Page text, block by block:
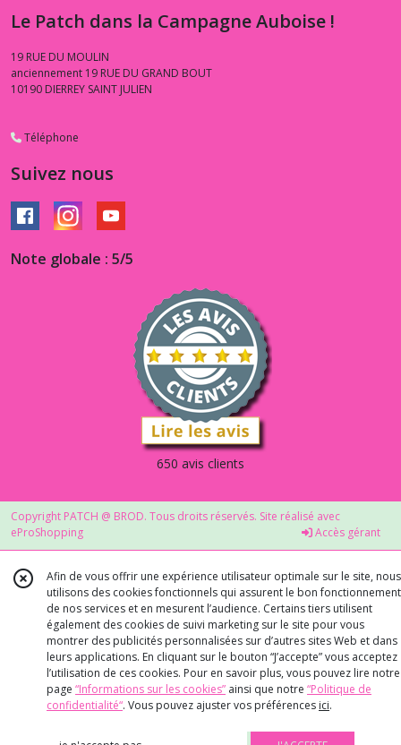
Le Patch dans la Campagne Auboise !
19 RUE DU MOULIN
anciennement 19 RUE DU GRAND BOUT
10190 DIERREY SAINT JULIEN
Téléphone
Suivez nous
Note globale : 5/5
650 avis clients
Copyright PATCH @ BROD. Tous droits réservés. Site réalisé avec
eProShopping
Accès gérant
Afin de vous offrir une expérience utilisateur optimale sur le site, nous
utilisons des cookies fonctionnels qui assurent le bon fonctionnement
de nos services et en mesurent l’audience. Certains tiers utilisent
également des cookies de suivi marketing sur le site pour vous
montrer des publicités personnalisées sur d’autres sites Web et dans
leurs applications. En cliquant sur le bouton “J’accepte” vous acceptez
l’utilisation de ces cookies. Pour en savoir plus, vous pouvez lire notre
page “Informations sur les cookies” ainsi que notre “Politique de
confidentialité“. Vous pouvez ajuster vos préférences ici.